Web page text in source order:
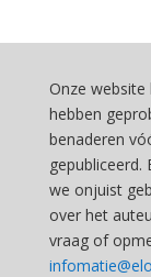
Onze
hebben
benaderen
we onjuist
over het
vraag of